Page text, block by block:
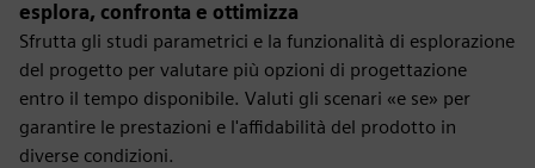
esplora, confronta e ottimizza
Sfrutta gli studi parametrici e la funzionalità di esplorazione
del progetto per valutare più opzioni di progettazione
entro il tempo disponibile. Valuti gli scenari «e se» per
garantire le prestazioni e l'affidabilità del prodotto in
diverse condizioni.